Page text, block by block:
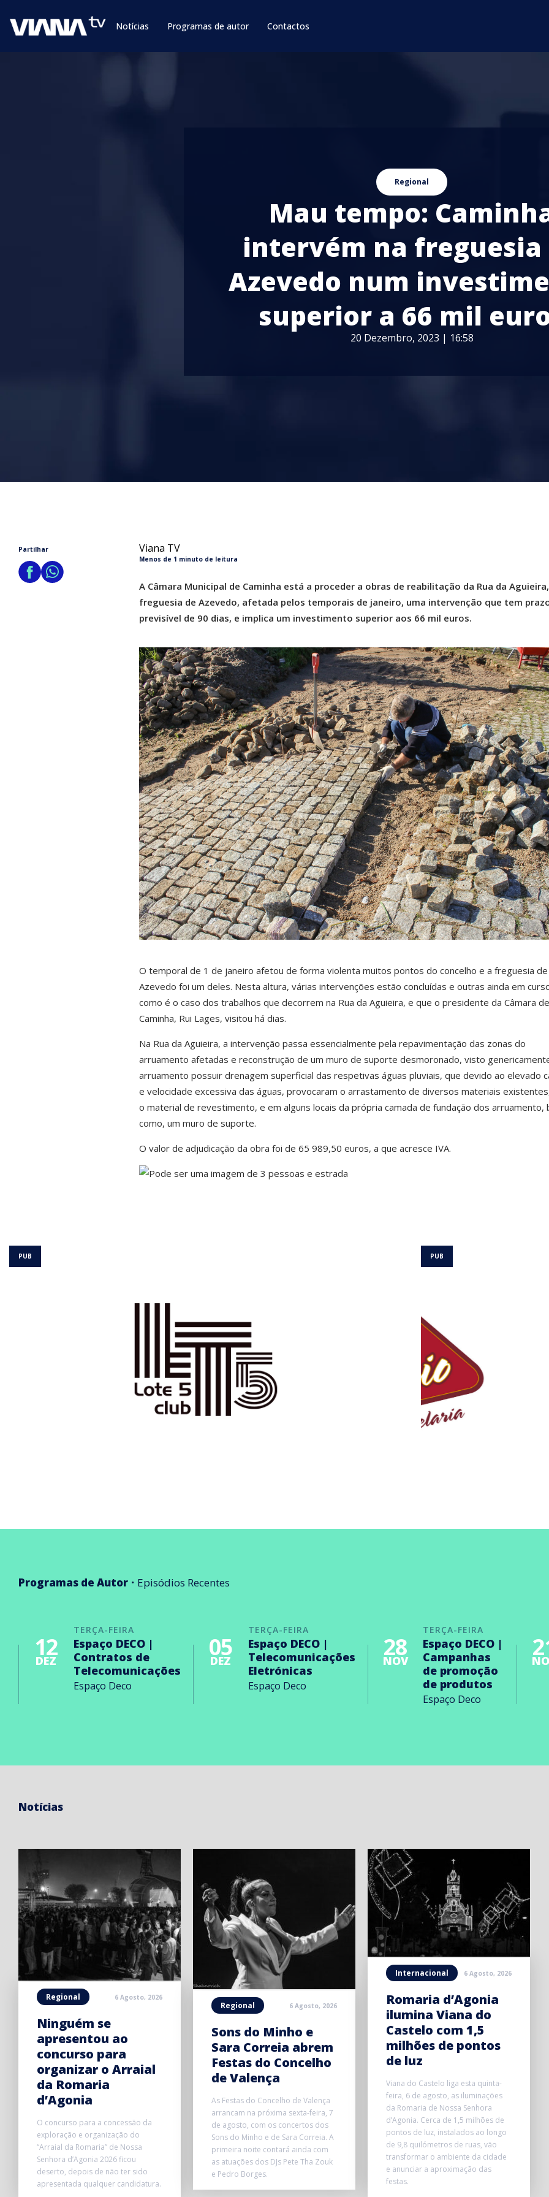
Notícias Programas de autor Contactos
Regional
Mau tempo:
intervém na freguesia
Azevedo num
superior a 66 mil
20 Dezembro, 2023 | 16:58
Partilhar Viana TV
Menos de 1 minuto de leitura
A Câmara Municipal de Caminha está a proceder a obras de reabilitação da Rua da
freguesia de Azevedo, afetada pelos temporais de janeiro, uma intervenção que tem
previsível de 90 dias, e implica um investimento superior aos 66 mil euros.
O temporal de 1 de janeiro afetou de forma violenta muitos pontos do concelho e a freguesia de
Azevedo foi um deles. Nesta altura, várias intervenções estão concluídas e outras ainda em
como é o caso dos trabalhos que decorrem na Rua da Aguieira, e que o presidente da Câmara de
Caminha, Rui Lages, visitou há dias.
Na Rua da Aguieira, a intervenção passa essencialmente pela repavimentação das zonas do
arruamento afetadas e reconstrução de um muro de suporte desmoronado, visto
arruamento possuir drenagem superficial das respetivas águas pluviais, que devido ao elevado
e velocidade excessiva das águas, provocaram o arrastamento de diversos materiais
o material de revestimento, e em alguns locais da própria camada de fundação dos arruamento,
como, um muro de suporte.
O valor de adjudicação da obra foi de 65 989,50 euros, a que acresce IVA.
Programas de Autor Episódios Recentes
TERÇA-FEIRA
12
DEZ
Espaço DECO |
Contratos de
Telecomunicações
Espaço Deco
TERÇA-FEIRA
05
DEZ
Espaço DECO |
Telecomunicações
Eletrónicas
Espaço Deco
TERÇA-FEIRA
28
NOV
Espaço DECO |
Campanhas
de promoção
de produtos
Espaço Deco
Notícias
Regional 6 Agosto, 2026
Ninguém se
apresentou ao
concurso para
organizar o Arraial
da Romaria
d’Agonia
O concurso para a concessão da
exploração e organização do
“Arraial da Romaria” de Nossa
Senhora d’Agonia 2026 ficou
deserto, depois de não ter sido
apresentada qualquer candidatura.
Regional 6 Agosto, 2026
Sons do Minho e
Sara Correia abrem
Festas do Concelho
de Valença
As Festas do Concelho de Valença
arrancam na próxima sexta-feira, 7
de agosto, com os concertos dos
Sons do Minho e de Sara Correia. A
primeira noite contará ainda com
as atuações dos DJs Pete Tha Zouk
e Pedro Borges.
Internacional 6 Agosto, 2026
Romaria d’Agonia
ilumina Viana do
Castelo com 1,5
milhões de pontos
de luz
Viana do Castelo liga esta quinta-
feira, 6 de agosto, as iluminações
da Romaria de Nossa Senhora
d’Agonia. Cerca de 1,5 milhões de
pontos de luz, instalados ao longo
de 9,8 quilómetros de ruas, vão
transformar o ambiente da cidade
e anunciar a aproximação das
festas.